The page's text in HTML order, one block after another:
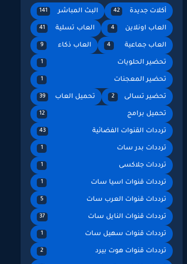
أكلات جديدة 42 البث المباشر 141
العاب اونلاين 4 العاب تسلية 41
العاب جماعية 4 العاب ذكاء 9
تحضير الحلويات 1
تحضير المعجنات 1
تحضير تسالى 2 تحميل العاب 39
تحميل برامج 12
ترددات القنوات الفضائية 43
ترددات بدر سات 1
ترددات جلاكسى 1
ترددات قنوات اسيا سات 1
ترددات قنوات العرب سات 5
ترددات قنوات النايل سات 37
ترددات قنوات سهيل سات 1
ترددات قنوات هوت بيرد 2